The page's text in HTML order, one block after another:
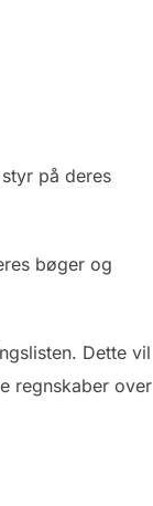
på deres
bøger og
Dette vil
regnskaber over